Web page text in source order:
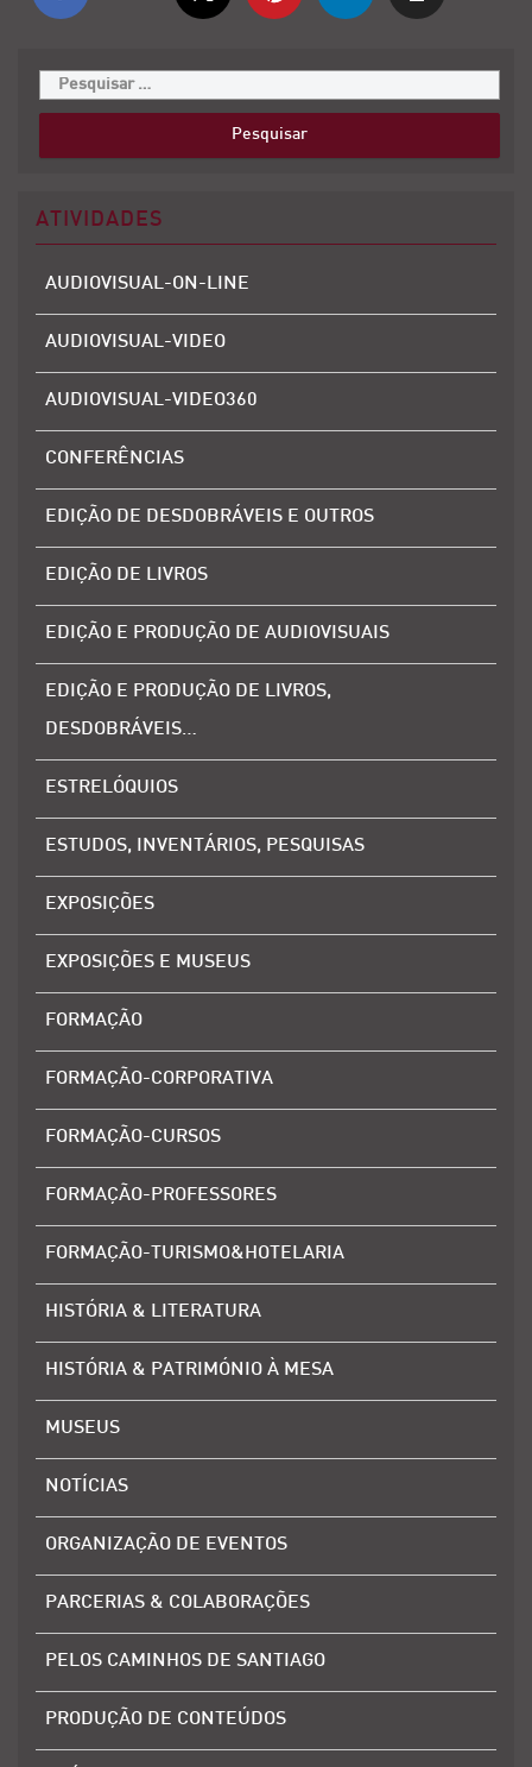
ATIVIDADES
AUDIOVISUAL-ON-LINE
AUDIOVISUAL-VIDEO
AUDIOVISUAL-VIDEO360
CONFERÊNCIAS
EDIÇÃO DE DESDOBRÁVEIS E OUTROS
EDIÇÃO DE LIVROS
EDIÇÃO E PRODUÇÃO DE AUDIOVISUAIS
EDIÇÃO E PRODUÇÃO DE LIVROS,
DESDOBRÁVEIS…
ESTRELÓQUIOS
ESTUDOS, INVENTÁRIOS, PESQUISAS
EXPOSIÇÕES
EXPOSIÇÕES E MUSEUS
FORMAÇÃO
FORMAÇÃO-CORPORATIVA
FORMAÇÃO-CURSOS
FORMAÇÃO-PROFESSORES
FORMAÇÃO-TURISMO&HOTELARIA
HISTÓRIA & LITERATURA
HISTÓRIA & PATRIMÓNIO À MESA
MUSEUS
NOTÍCIAS
ORGANIZAÇÃO DE EVENTOS
PARCERIAS & COLABORAÇÕES
PELOS CAMINHOS DE SANTIAGO
PRODUÇÃO DE CONTEÚDOS